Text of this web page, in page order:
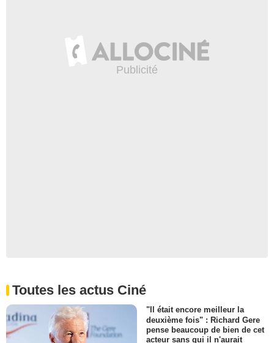
Toutes les actus Ciné
"Il était encore meilleur la
deuxième fois" : Richard Gere
pense beaucoup de bien de cet
acteur sans qui il n'aurait